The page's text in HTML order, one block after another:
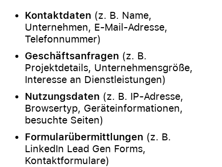
Kontaktdaten (z. B. Name,
Unternehmen, E-Mail-Adresse,
Telefonnummer)
Geschäftsanfragen (z. B.
Projektdetails, Unternehmensgröße,
Interesse an Dienstleistungen)
Nutzungsdaten (z. B. IP-Adresse,
Browsertyp, Geräteinformationen,
besuchte Seiten)
Formularübermittlungen (z. B.
LinkedIn Lead Gen Forms,
Kontaktformulare)